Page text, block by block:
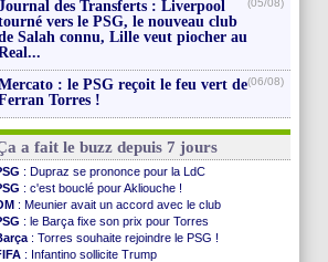
des Transferts : Liverpool
vers le PSG, le nouveau club
Salah connu, Lille veut piocher au
(05/08)
: le PSG reçoit le feu vert de
Torres !
(06/08)
a fait le buzz depuis 7 jours
: Dupraz se prononce pour la LdC
: c'est bouclé pour Akliouche !
: Meunier avait un accord avec le club
: le Barça fixe son prix pour Torres
: Torres souhaite rejoindre le PSG !
: Infantino sollicite Trump